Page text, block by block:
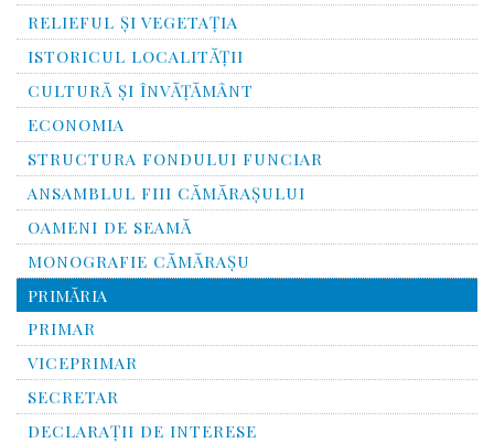
RELIEFUL ŞI VEGETAŢIA
ISTORICUL LOCALITĂŢII
CULTURĂ ŞI ÎNVĂŢĂMÂNT
ECONOMIA
STRUCTURA FONDULUI FUNCIAR
ANSAMBLUL FIII CĂMĂRAŞULUI
OAMENI DE SEAMĂ
MONOGRAFIE CĂMĂRAŞU
PRIMĂRIA
PRIMAR
VICEPRIMAR
SECRETAR
DECLARAȚII DE INTERESE